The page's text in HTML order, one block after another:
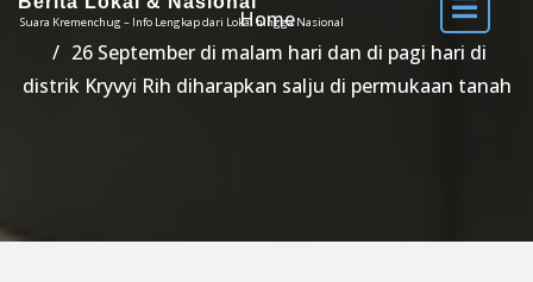
Suara Kremenchug – Info Lengkap dari Lokal hingga Nasional
Home
26 September di malam hari dan di pagi hari di
distrik Kryvyi Rih diharapkan salju di permukaan tanah